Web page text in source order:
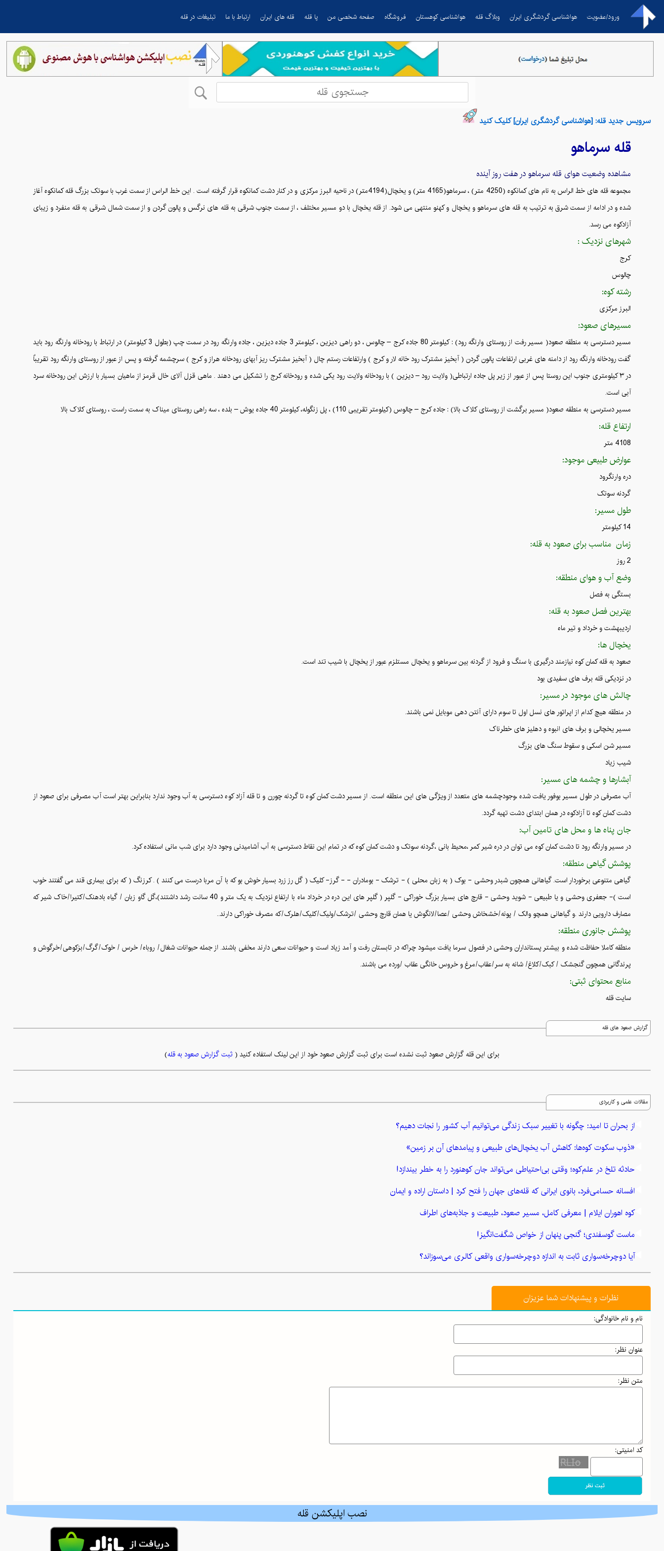
ورود/عضویت هواشناسی گردشگری ایران وبلاگ قله هواشناسی کوهستان فروشگاه صفحه شخصی من پا قله قله های ایران ارتباط با ما تبلیغات در قله
سرویس جدید قله: [هواشناسی گردشگری ایران] کلیک کنید
قلهسرماهو
مشاهده وضعیت هوای قلهسرماهو در هفت روز آینده
مجموعه قله های خط الراس به نام های کمانکوه (4250 متر) ، سرماهو(4165 متر) و یخچال(4194متر) در ناحیه البرز مرکزی و در کنار دشت کمانکوه قرار گرفته است . این خط الراس از سمت غرب با سوتک بزرگ قله کمانکوه آغاز
شده و در ادامه از سمت شرق به ترتیب به قله های سرماهو و یخچال و کهنو منتهی می شود. از قله یخچال با دو مسیر مختلف ، از سمت جنوب شرقی به قله های نرگس و پالون گردن و از سمت شمال شرقی به قله منفرد و زیبای
آزادکوه می رسد.
شهرهای نزدیک :
کرج
چالوس
رشته کوه:
البرز مرکزی
مسیرهای صعود:
مسیر دسترسی به منطقه صعود( مسیر رفت از روستای وارنگه رود) : کیلومتر 80 جاده کرج – چالوس ، دو راهی دیزین ، کیلومتر 3 جاده دیزین ، جاده وارنگه رود در سمت چپ (بطول 3 کیلومتر) در ارتباط با رودخانه وارنگه رود باید
گفت رودخانه وارنگه رود از دامنه های غربی ارتفاعات پالون گردن ( آبخیز مشترک رود خانه لار و کرج ) وارتفاعات رستم چال ( آبخیز مشترک ریز آبهای رودخانه هراز و کرج ) سرچشمه گرفته و پس از عبور از روستای وارنگه رود تقریباٌ
در ۳ کیلومتری جنوب این روستا پس از عبور از زیر پل جاده ارتباطی( ولایت رود – دیزین ) با رودخانه ولایت رود یکی شده و رودخانه کرج را تشکیل می دهند . ماهی قزل آلای خال قرمز از ماهیان بسیار با ارزش این رودخانه سرد
آبی است.
مسیر دسترسی به منطقه صعود( مسیر برگشت از روستای کلاک بالا) : جاده کرج – چالوس (کیلومتر تقریبی 110) ، پل زنگوله، کیلومتر 40 جاده یوش – بلده ، سه راهی روستای میناک به سمت راست ، روستای کلاک بالا
ارتفاع قله:
4108 متر
عوارض طبیعی موجود:
دره وارنگرود
گردنه سوتک
طول مسیر:
14 کیلومتر
زمان مناسب برای صعود به قله:
2 روز
وضع آب و هوای منطقه:
بستگی به فصل
بهترین فصل صعود به قله:
اردیبهشت و خرداد و تیر ماه
یخچال ها:
صعود به قله کمان کوه نیازمند درگیری با سنگ و فرود از گردنه بین سرماهو و یخچال مستلزم عبور از یخچال با شیب تند است.
در نزدیکی قله برف های سفیدی بود
چالش های موجود در مسیر:
در منطقه هیچ کدام از اپراتور های نسل اول تا سوم دارای آنتن دهی موبایل نمی باشند.
مسیر یخچالی و برف های انبوه و دهلیز های خطرناک
مسیر شن اسکی و سقوط سنگ های بزرگ
شیب زیاد
آبشارها و چشمه های مسیر:
آب مصرفی در طول مسیر بوفور یافت شده ،وجودچشمه های متعدد از ویژگی های این منطقه است. از مسیر دشت کمان کوه تا گردنه چورن و تا قله آزاد کوه دسترسی به آب وجود ندارد بنابراین بهتر است آب مصرفی برای صعود از
دشت کمان کوه تا آزادکوه در همان ابتدای دشت تهیه گردد.
جان پناه ها و محل های تامین آب:
در مسیر وارنگه رود تا دشت کمان کوه می توان در دره شیر کمر ،محیط بانی ،گردنه سوتک و دشت کمان کوه که در تمام این نقاط دسترسی به آب آشامیدنی وجود دارد برای شب مانی استفاده کرد.
پوشش گیاهی منطقه:
گیاهی متنوعی برخوردار است. گیاهانی همچون شبدر وحشی - بوک ( به زبان محلی ) - ترشک - بومادران - - گرز- کلیک ( گل رز زرد بسیار خوش بو که با آن مربا درست می کنند ) . کرزنگ ( که برای بیماری قند می گفتند خوب
است )- جعفری وحشی و یا طبیعی - شوید وحشی - قارچ های بسیار بزرگ خوراکی - گلپر ( گلپر های این دره در خرداد ماه با ارتفاع نزدیک به یک متر و 40 سانت رشد داشتند)،گل گاو زبان / گیاه بادهنک/کتیرا/خاک شیر که
مصارف دارویی دارند .و گیاهانی همچو والک / پونه/خشخاش وحشی /عصا/لانگوش یا همان قارچ وحشی /ترشک/ولیک/کلیک/هلرک/که مصرف خوراکی دارند..
پوشش جانوری منطقه:
منطقه کاملا حفاظت شده و بیشتر پستانداران وحشی در فصول سرما یافت میشود چراکه در تابستان رفت و آمد زیاد است و حیوانات سعی دارند مخفی باشند. از جمله حیوانات شغال/ روباه/ خرس / خوک/گرگ/بزکوهی/خرگوش و
پرندگانی همچون گنجشک / کبک/کلاغ/ شانه به سر/عقاب/مرغ و خروس خانگی عقاب /ورده می باشند.
منابع محتوای ثبتی:
سایت قله
گزارش صعود های قله
برای این قله گزارش صعود ثبت نشده است برای ثبت گزارش صعود خود از این لینک استفاده کنید ( ثبت گزارش صعود به قله)
مقالات علمی و کاربردی
از بحران تا امید: چگونه با تغییر سبک زندگی می‌توانیم آب کشور را نجات دهیم؟
«ذوب سکوت کوه‌ها: کاهش آب یخچال‌های طبیعی و پیامدهای آن بر زمین»
حادثه تلخ در علم‌کوه؛ وقتی بی‌احتیاطی می‌تواند جان کوهنورد را به خطر بیندازد!
افسانه حسامی‌فرد، بانوی ایرانی که قله‌های جهان را فتح کرد | داستان اراده و ایمان
کوه اهوران ایلام | معرفی کامل، مسیر صعود، طبیعت و جاذبه‌های اطراف
ماست گوسفندی؛ گنجی پنهان از خواص شگفت‌انگیز!
آیا دوچرخه‌سواری ثابت به اندازه دوچرخه‌سواری واقعی کالری می‌سوزاند؟
رازهای طلایی خوشبختی: چگونه زندگی شادتر و پربارتری بسازیم؟
راز روغن‌ها: چگونه چربی‌های سالم عضله‌سازی شما را تقویت می‌کنند؟
"هگمتانه؛ نخستین پایتخت ایران و گنجینه‌ای از تمدن باستان"
معرفی کتاب رهایی از قید و بندهای ذهنی نوشته وین دایر
چگونه با تمرینات ساده و مؤثر شکم افتاده خود را به فرم ایده‌آل برسانیم؟
فواید و خطرات مغز گوساله برای سلامتی: گنجینه‌ای از مواد مغذی یا خطری پنهان؟
والدین هلیکوپتری و اثرات آن بر رشد خودمختاری
جذاب‌ترین مقاصد پاییزی ایران: از جادوی جنگل‌های شمال تا آرامش کویرهای بکر
نظرات و پیشنهادات شما عزیزان
نام و نام خانوادگی:
عنوان نظر:
متن نظر:
کد امنیتی:
نصب اپلیکشن قله